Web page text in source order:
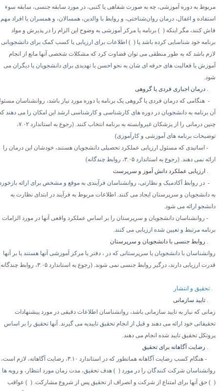
به دوره آموزشی، چه به صورت شفاهی یا کتبی، در مورد سابقه جنسی، سابقه سوء
و اغفال، درمان روان‌شناختی، و روابط با والدین، همسالان، و همسران یا افراد مهم
کنند، مگر اینکه (۱)
برنامه یا مرکز آموزشی به وضوح این الزام را در پذیرش و مواد
خود شناسایی کرده باشد یا (۲)
اطلاعات برای ارزیابی یا کسب کمک برای دانشجویانی
باشد که به طور منطقی می توان قضاوت کرد که مشکلات شخصی آنها مانع از انجام
یا فعالیت های حرفه ای شان به نحو احسن یا تهدیدی برای دانشجویان یا دیگران می
درمان اجباری فردی یا گروهی
هنگامی که درمان فردی یا گروهی یک برنامه یا دوره مورد نیاز باشد، روانشناسان مسئول
برنامه به دانشجویان در دوره های کارشناسی و کارشناسی ارشد این امکان را می دهند که
درمانی را از پزشکان غیروابسته به برنامه انتخاب کنند. (رجوع به استاندارد۷.۰۲،
برنامه های آموزشی و کارآموزی)
اساتیدی که مسئول ارزیابی عملکرد تحصیلی دانشجویان هستند، خودشان این درمان را
نمی دهند. (رجوع به استاندارد۳.۰۵، روابط چندگانه)
ارزیابی عملکرد دانش آموز و سرپرست
در روابط آکادمیک و نظارتی، روانشناسان فرآیندی به موقع و مشخص برای ارائه بازخورد
دانشجویان و سرپرستان ایجاد می کنند. اطلاعات مربوط به فرآیند در ابتدای نظارت به
ارائه می شود.
روانشناسان دانشجویان و سرپرستان را بر اساس عملکرد واقعی آنها در مورد الزامات
مرتبط و تعیین شده ارزیابی می کنند.
روابط جنسی با دانشجویان و سرپرستان
با دانشجویان یا سرپرستانی که در ، دفتر یا مرکز آموزشی آنها هستند یا بر آنها
ارزیابی دارند، درگیر روابط جنسی نمی شوند. (رجوع به استاندارد۳.۰۵، روابط چندگانه)
تحقیق و انتشار
تایید سازمانی
که نیاز به تایید سازمانی باشد، روانشناسان اطلاعات دقیقی در مورد پیشنهادات
خود ارائه می دهند و قبل از انجام تحقیق تاییدیه می گیرند. آنها تحقیق را بر اساس
تحقیق تایید شده انجام می دهند.
رضایت آگاهانه برای تحقیق
هنگام کسب رضایت آگاهانه همانطور که در استاندارد۳.۱۰، رضایت آگاهانه، لازم است،
شرکت کنندگان را در مورد ( ۱)
هدف تحقیق، مدت زمان مورد انتظار، و رویه ها
حق آنها برای امتناع از شرکت و انصراف از تحقیق پس از شروع مشارکت. (۳)
عواقب